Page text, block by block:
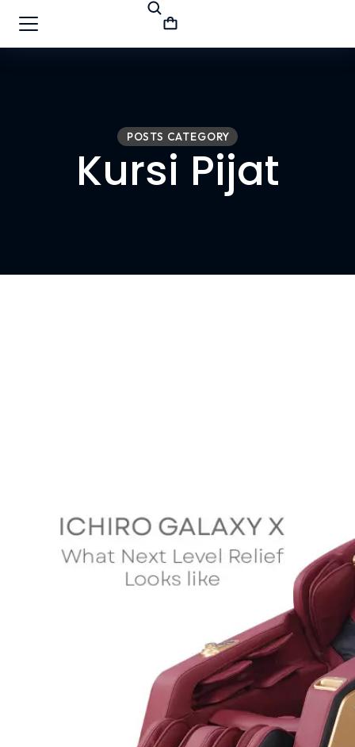
POSTS CATEGORY
Kursi Pijat